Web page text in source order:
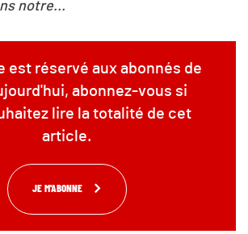
notre...
est réservé aux abonnés de
abonnez-vous si
lire la totalité de cet
article.
JE M'ABONNE